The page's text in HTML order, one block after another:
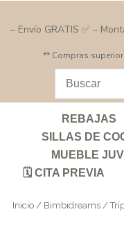
– Envío GRATIS ✅ –
** Compras
REBAJAS
SILLAS DE
MUEBLE
🗓️ CITA PREVIA
Inicio / Bimbidreams /